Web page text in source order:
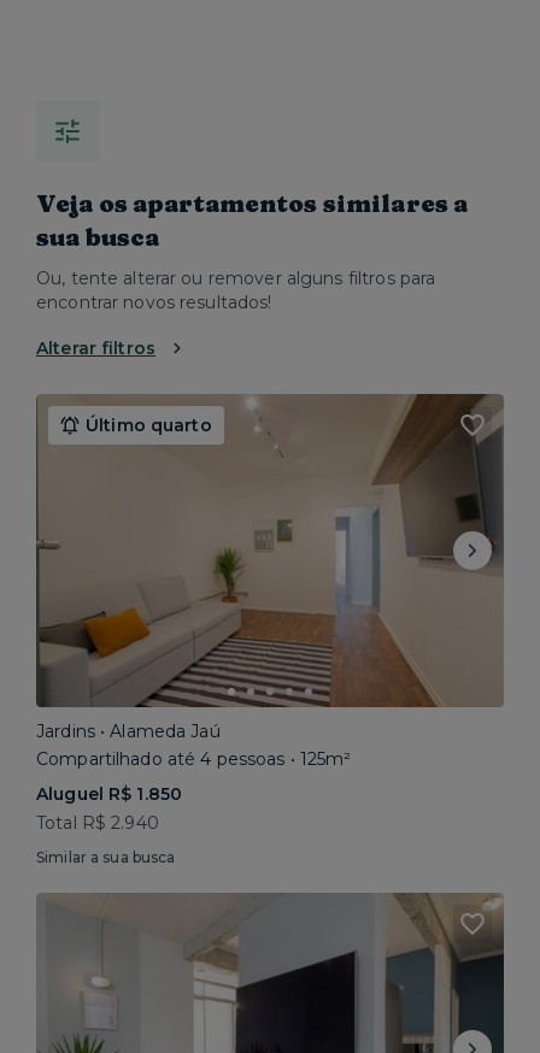
Veja os apartamentos similares a
sua busca
Ou, tente alterar ou remover alguns filtros para
encontrar novos resultados!
Alterar filtros
Último quarto
Jardins • Alameda Jaú
Compartilhado até 4 pessoas • 125m²
Aluguel R$ 1.850
Total R$ 2.940
Similar a sua busca